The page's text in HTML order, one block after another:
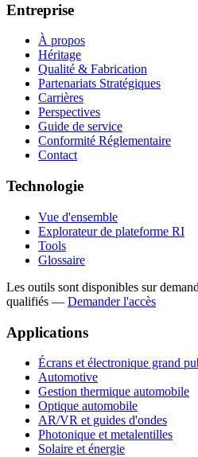
Entreprise
À propos
Héritage
Qualité & Fabrication
Partenariats Stratégiques
Carrières
Perspectives
Guide de service
Conformité Réglementaire
Contact
Technologie
Vue d'ensemble
Explorateur de plateforme RI
Tools
Glossaire
Les outils sont disponibles sur
qualifiés — Demander l'accès
Applications
Écrans et électronique grand
Automotive
Gestion thermique automobile
Optique automobile
AR/VR et guides d'ondes
Photonique et metalentilles
Solaire et énergie